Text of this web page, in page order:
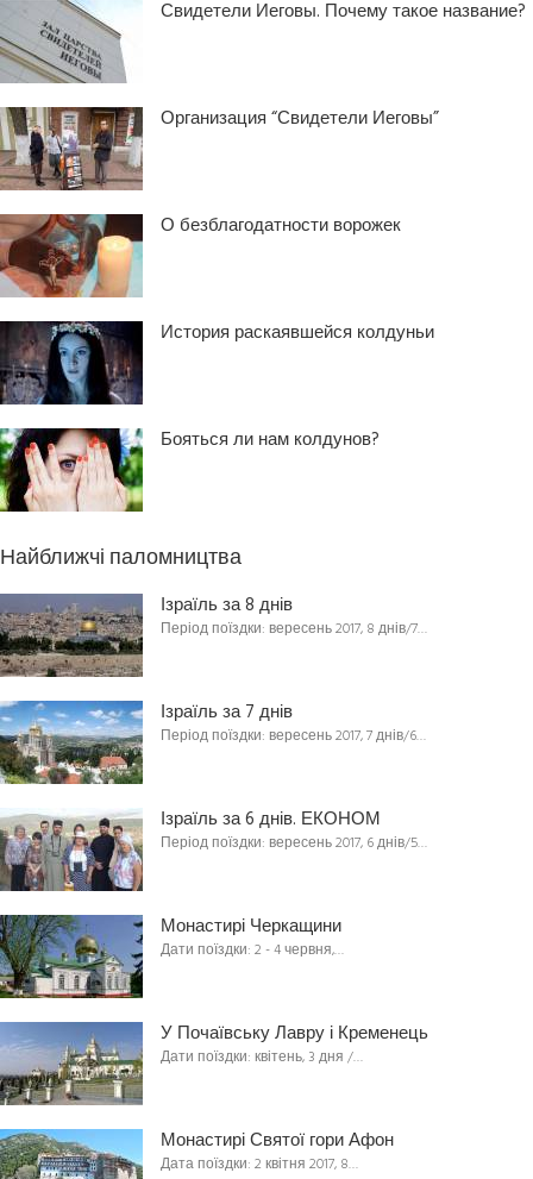
Свидетели Иеговы. Почему такое название?
Организация “Свидетели Иеговы”
О безблагодатности ворожек
История раскаявшейся колдуньи
Бояться ли нам колдунов?
Найближчі паломництва
Ізраїль за 8 днів
Період поїздки: вересень 2017, 8 днів/7…
Ізраїль за 7 днів
Період поїздки: вересень 2017, 7 днів/6…
Ізраїль за 6 днів. ЕКОНОМ
Період поїздки: вересень 2017, 6 днів/5…
Монастирі Черкащини
Дати поїздки: 2 - 4 червня,…
У Почаївську Лавру і Кременець
Дати поїздки: квітень, 3 дня /…
Монастирі Святої гори Афон
Дата поїздки: 2 квітня 2017, 8…